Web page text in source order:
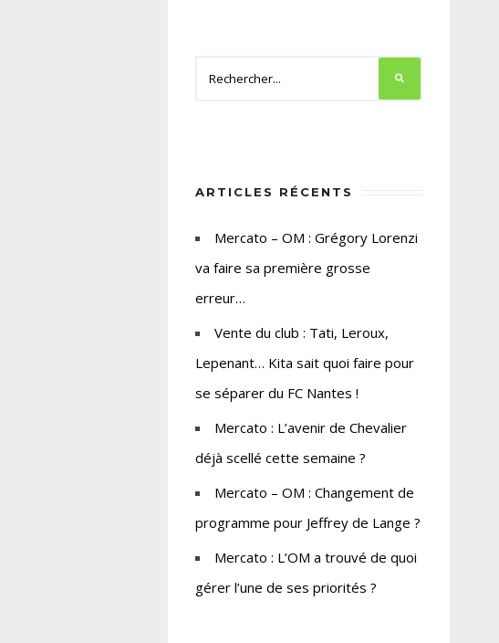
ARTICLES RÉCENTS
Mercato – OM : Grégory Lorenzi
va faire sa première grosse
erreur…
Vente du club : Tati, Leroux,
Lepenant… Kita sait quoi faire pour
se séparer du FC Nantes !
Mercato : L’avenir de Chevalier
déjà scellé cette semaine ?
Mercato – OM : Changement de
programme pour Jeffrey de Lange ?
Mercato : L’OM a trouvé de quoi
gérer l’une de ses priorités ?